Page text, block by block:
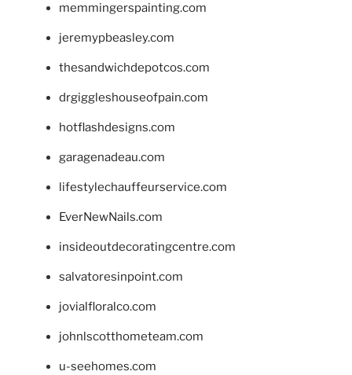
memmingerspainting.com
jeremypbeasley.com
thesandwichdepotcos.com
drgiggleshouseofpain.com
hotflashdesigns.com
garagenadeau.com
lifestylechauffeurservice.com
EverNewNails.com
insideoutdecoratingcentre.com
salvatoresinpoint.com
jovialfloralco.com
johnlscotthometeam.com
u-seehomes.com